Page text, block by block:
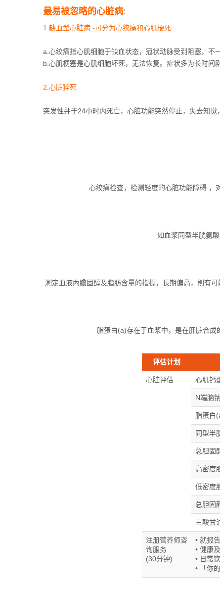
最易被忽略的心脏病:
1.缺血型心脏病 -可分为心绞痛和心肌梗死
a.心绞痛指心肌细胞于缺血状态，冠状动脉受到阻塞，不
b.心肌梗塞是心肌细胞坏死，无法恢复。 症状多为长时间
2.心脏猝死
突发性并于24小时内死亡，心脏功能突然停止，失去知觉
心绞痛检查，检测轻度的心脏功能障碍 ，
如血浆同型半胱氨
測定血液內膽固醇及脂肪含量的指標，長期偏高，則有
脂蛋白(a)存在于血浆中，是在肝脏合成
评估计划
心脏评估 心肌钙
N端脑
脂蛋白
同型半
总胆固
高密度
低密度
总胆固
三酸甘
注册营养师咨
询服务
(30分钟)
• 就报
• 健康
• 日常
• 「你